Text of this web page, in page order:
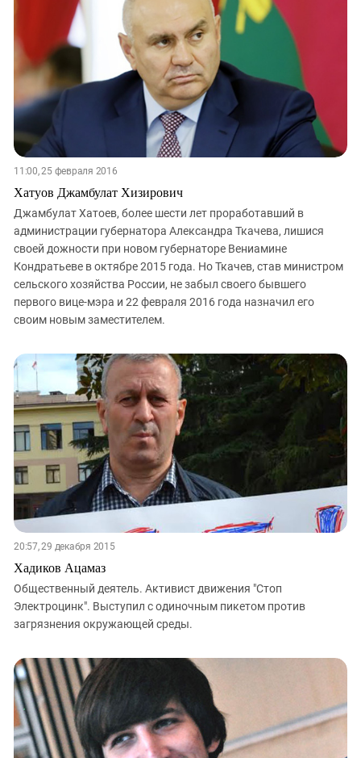
11:00, 25 февраля 2016
Хатуов Джамбулат Хизирович
Джамбулат Хатоев, более шести лет проработавший в
администрации губернатора Александра Ткачева, лишися
своей дожности при новом губернаторе Вениамине
Кондратьеве в октябре 2015 года. Но Ткачев, став министром
сельского хозяйства России, не забыл своего бывшего
первого вице-мэра и 22 февраля 2016 года назначил его
своим новым заместителем.
20:57, 29 декабря 2015
Хадиков Ацамаз
Общественный деятель. Активист движения "Стоп
Электроцинк". Выступил с одиночным пикетом против
загрязнения окружающей среды.